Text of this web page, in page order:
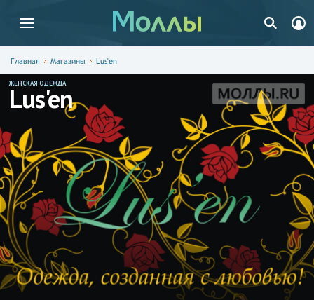
Главная Магазины Lus'en
ЖЕНСКАЯ ОДЕЖДА
Lus'en